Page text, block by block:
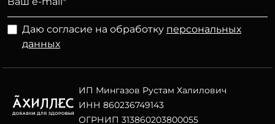
Даю согласие на обработку персональных
данных
ИП Мингазов Рустам Халилович
ИНН 860236749143
ОГРНИП 313860203800055